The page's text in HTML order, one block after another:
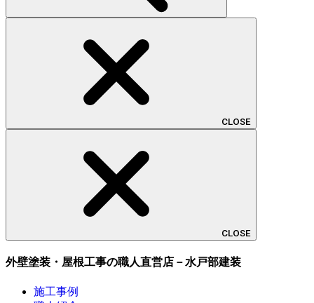
CLOSE
CLOSE
外壁塗装・屋根工事の職人直営店－水戸部建装
施工事例